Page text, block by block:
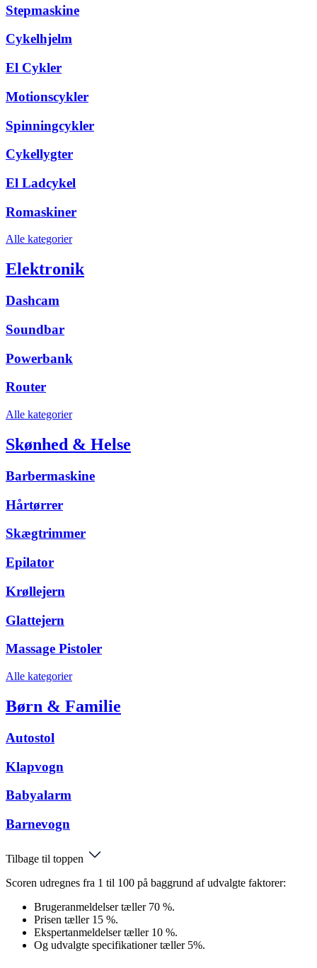
Stepmaskine
Cykelhjelm
El Cykler
Motionscykler
Spinningcykler
Cykellygter
El Ladcykel
Romaskiner
Alle kategorier
Elektronik
Dashcam
Soundbar
Powerbank
Router
Alle kategorier
Skønhed & Helse
Barbermaskine
Hårtørrer
Skægtrimmer
Epilator
Krøllejern
Glattejern
Massage Pistoler
Alle kategorier
Børn & Familie
Autostol
Klapvogn
Babyalarm
Barnevogn
Tilbage til toppen
Scoren udregnes fra 1 til 100 på baggrund af udvalgte faktorer:
Brugeranmeldelser tæller 70 %.
Prisen tæller 15 %.
Ekspertanmeldelser tæller 10 %.
Og udvalgte specifikationer tæller 5%.